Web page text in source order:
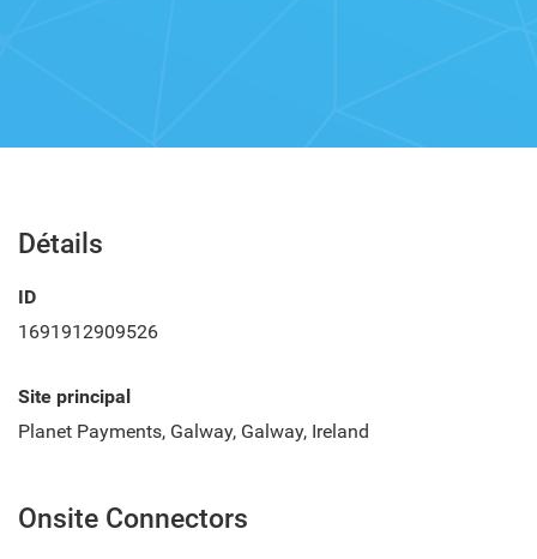
Détails
ID
1691912909526
Site principal
Planet Payments, Galway, Galway, Ireland
Onsite Connectors